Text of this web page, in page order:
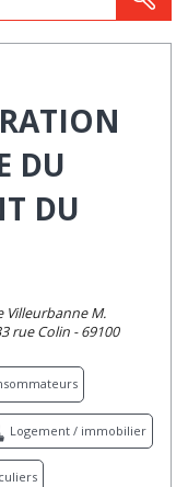
DU
DU
Villeurbanne M.
rue Colin - 69100
Logement / immobilier